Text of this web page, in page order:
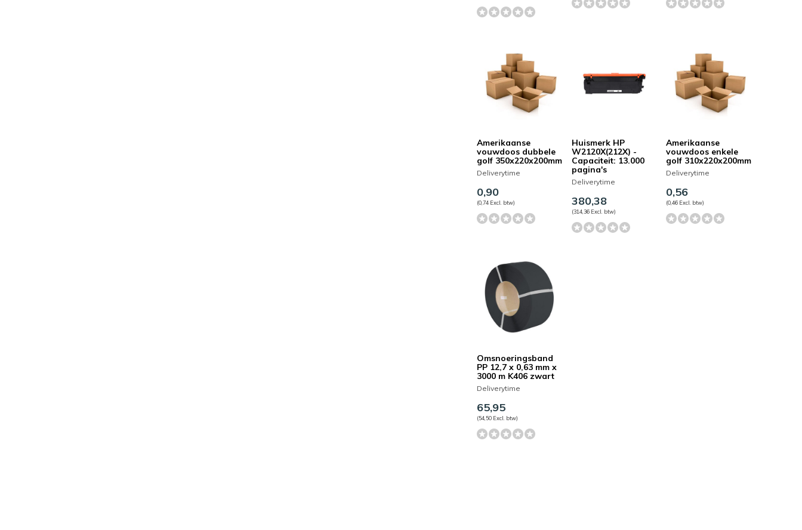
Amerikaanse
vouwdoos dubbele
golf 350x220x200mm
Deliverytime
0,90
(0,74 Excl. btw)
Huismerk HP
W2120X(212X) -
Capaciteit: 13.000
pagina's
Deliverytime
380,38
(314,36 Excl. btw)
Amerikaanse
vouwdoos enkele
golf 310x220x200mm
Deliverytime
0,56
(0,46 Excl. btw)
Omsnoeringsband
PP 12,7 x 0,63 mm x
3000 m K406 zwart
Deliverytime
65,95
(54,50 Excl. btw)